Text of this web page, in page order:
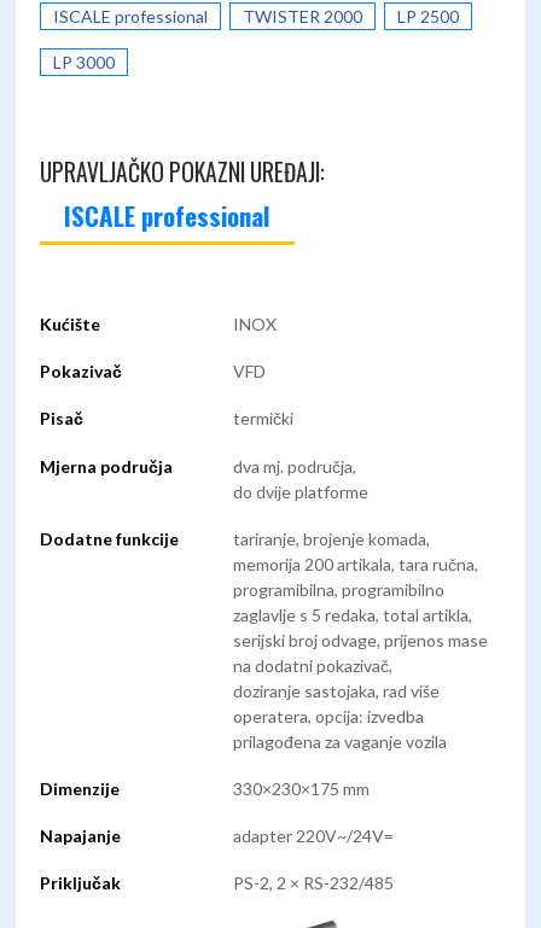
ISCALE professional TWISTER 2000 LP 2500
LP 3000
UPRAVLJAČKO POKAZNI UREĐAJI:
ISCALE professional
Kućište INOX
Pokazivač VFD
Pisač termički
Mjerna područja
dva mj. područja,
do dvije platforme
Dodatne funkcije
tariranje, brojenje komada,
memorija 200 artikala, tara ručna,
programibilna, programibilno
zaglavlje s 5 redaka, total artikla,
serijski broj odvage, prijenos mase
na dodatni pokazivač,
doziranje sastojaka, rad više
operatera, opcija: izvedba
prilagođena za vaganje vozila
Dimenzije 330×230×175 mm
Napajanje adapter 220V~/24V=
Priključak PS-2, 2 × RS-232/485